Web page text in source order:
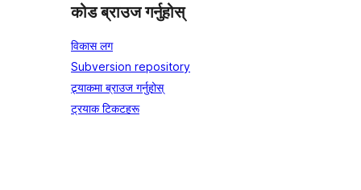
कोड ब्राउज गर्नुहोस्
विकास लग
Subversion repository
ट्र्याकमा ब्राउज गर्नुहोस्
ट्रयाक टिकटहरू